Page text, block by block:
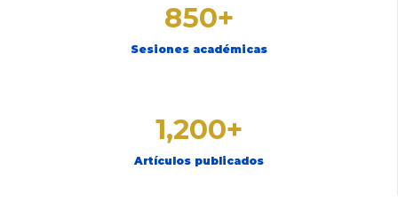
850+
Sesiones académicas
1,200+
Artículos publicados